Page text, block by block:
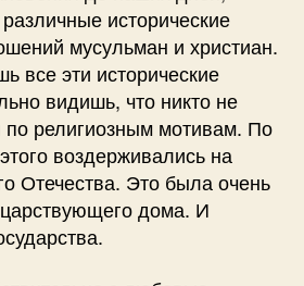
исторические
мусульман и христиан.
все эти исторические
видишь, что никто не
религиозным мотивам. По
воздерживались на
Отечества. Это была очень
дома. И